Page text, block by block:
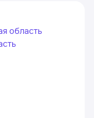
область